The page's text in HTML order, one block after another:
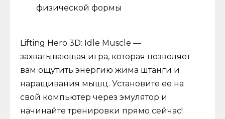
физической формы
Lifting Hero 3D: Idle Muscle —
захватывающая игра, которая позволяет
вам ощутить энергию жима штанги и
наращивания мышц. Установите ее на
свой компьютер через эмулятор и
начинайте тренировки прямо сейчас!